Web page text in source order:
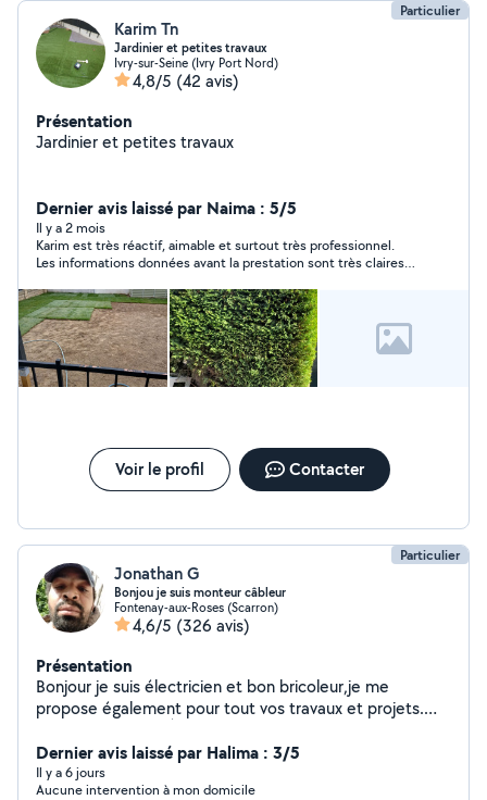
Particulier
Karim Tn
Jardinier et petites travaux
Ivry-sur-Seine (Ivry Port Nord)
4,8/5 (42 avis)
Présentation
Jardinier et petites travaux
Dernier avis laissé par Naima : 5/5
Il y a 2 mois
Karim est très réactif, aimable et surtout très professionnel.
Les informations données avant la prestation sont très claires .
Je ne peux que le recommander et ferai de nouveau appel à lui
sans aucune hésitation. Merci encore Karim pour cette
efficacité !
Voir le profil Contacter
Particulier
Jonathan G
Bonjou je suis monteur câbleur
Fontenay-aux-Roses (Scarron)
4,6/5 (326 avis)
Présentation
Bonjour je suis électricien et bon bricoleur,je me
propose également pour tout vos travaux et projets.
Dernier avis laissé par Halima : 3/5
Il y a 6 jours
Aucune intervention à mon domicile